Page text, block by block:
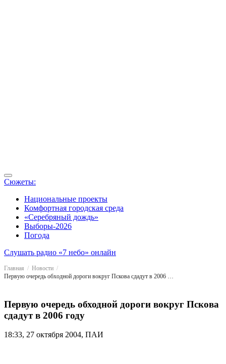
Сюжеты:
Национальные проекты
Комфортная городская среда
«Серебряный дождь»
Выборы-2026
Погода
Слушать радио «7 небо» онлайн
Главная
Новости
Первую очередь обходной дороги вокруг Пскова сдадут в 2006 году
Первую очередь обходной дороги вокруг Пскова
сдадут в 2006 году
18:33, 27 октября 2004, ПАИ